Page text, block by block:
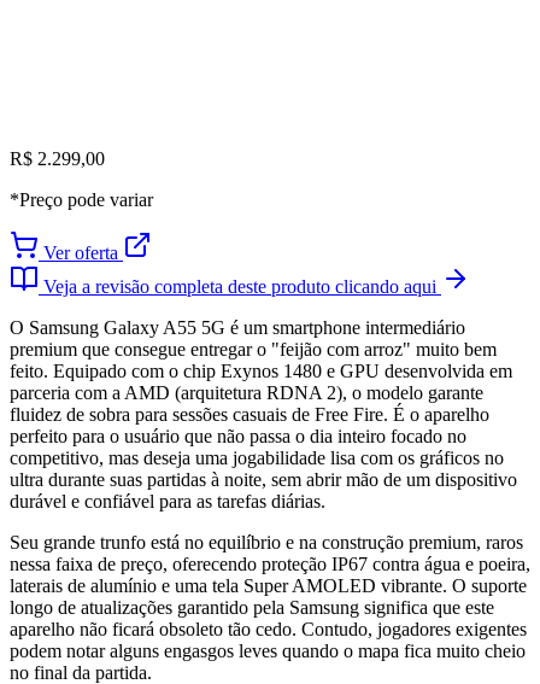
R$ 2.299,00
*Preço pode variar
Ver oferta
Veja a revisão completa deste produto clicando aqui
O Samsung Galaxy A55 5G é um smartphone intermediário
premium que consegue entregar o "feijão com arroz" muito bem
feito. Equipado com o chip Exynos 1480 e GPU desenvolvida em
parceria com a AMD (arquitetura RDNA 2), o modelo garante
fluidez de sobra para sessões casuais de Free Fire. É o aparelho
perfeito para o usuário que não passa o dia inteiro focado no
competitivo, mas deseja uma jogabilidade lisa com os gráficos no
ultra durante suas partidas à noite, sem abrir mão de um dispositivo
durável e confiável para as tarefas diárias.
Seu grande trunfo está no equilíbrio e na construção premium, raros
nessa faixa de preço, oferecendo proteção IP67 contra água e poeira,
laterais de alumínio e uma tela Super AMOLED vibrante. O suporte
longo de atualizações garantido pela Samsung significa que este
aparelho não ficará obsoleto tão cedo. Contudo, jogadores exigentes
podem notar alguns engasgos leves quando o mapa fica muito cheio
no final da partida.